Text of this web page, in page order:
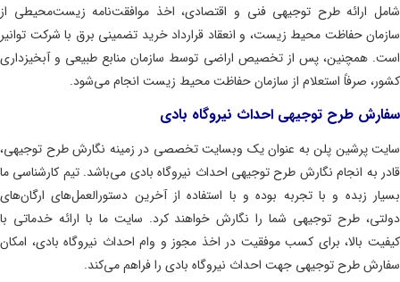
ارائه طرح توجیهی فنی و اقتصادی، اخذ موافقت‌نامه زیست‌محیطی از
حفاظت محیط زیست، و انعقاد قرارداد خرید تضمینی برق با شرکت توانیر
همچنین، پس از تخصیص اراضی توسط سازمان منابع طبیعی و آبخیزداری
صرفاً استعلام از سازمان حفاظت محیط زیست انجام می‌شود.
طرح توجیهی احداث نیروگاه بادی
پرشین پلن به عنوان یک وبسایت تخصصی در زمینه نگارش طرح توجیهی،
به انجام نگارش طرح توجیهی احداث نیروگاه بادی می‌باشد. تیم کارشناسی ما
زبده و با تجربه بوده و با استفاده از آخرین دستورالعمل‌های ارگان‌های
طرح توجیهی شما را نگارش خواهند کرد. سایت ما با ارائه خدماتی با
بالا، برای کسب موفقیت در اخذ مجوز و وام احداث نیروگاه بادی، امکان
طرح توجیهی جهت احداث نیروگاه بادی را فراهم می‌کند.